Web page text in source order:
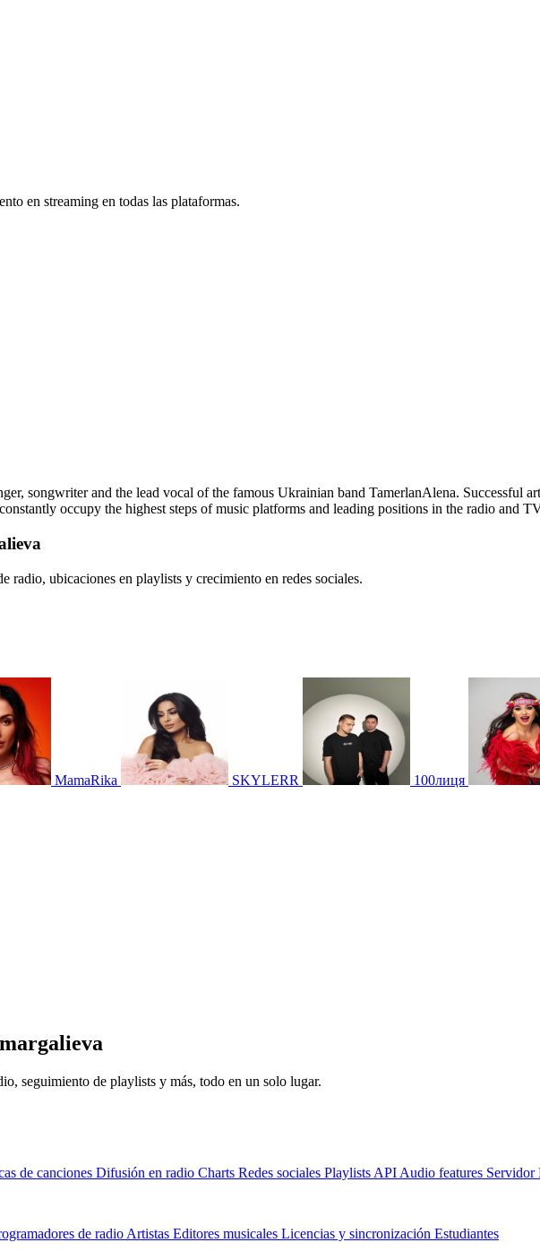
en streaming en todas las plataformas.
songwriter and the lead vocal of the famous Ukrainian band TamerlanAlena. Successful
occupy the highest steps of music platforms and leading positions in the radio and
radio, ubicaciones en playlists y crecimiento en redes sociales.
MamaRika SKYLERR 100лиця
seguimiento de playlists y más, todo en un solo lugar.
de canciones Difusión en radio Charts Redes sociales Playlists API Audio features Servidor
de radio Artistas Editores musicales Licencias y sincronización Estudiantes